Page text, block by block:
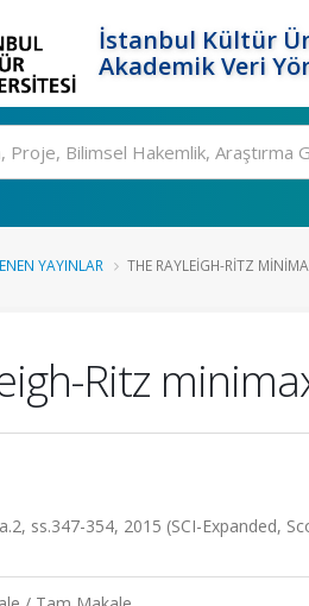
İstanbul Kültür
Akademik Veri
YAYINLAR THE RAYLEIGH-RITZ
Ritz
ss.347-354, 2015 (SCI-Expanded,